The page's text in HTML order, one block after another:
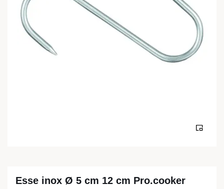
Esse inox Ø 5 cm 12 cm Pro.cooker